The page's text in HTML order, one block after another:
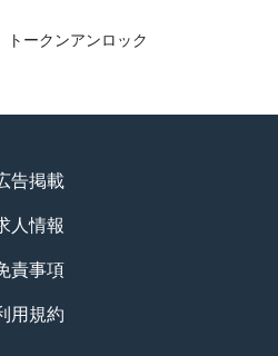
トークンアンロック
告掲載
人情報
責事項
用規約